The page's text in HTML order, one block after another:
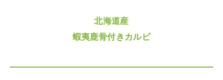
北海道産
蝦夷鹿骨付きカルビ